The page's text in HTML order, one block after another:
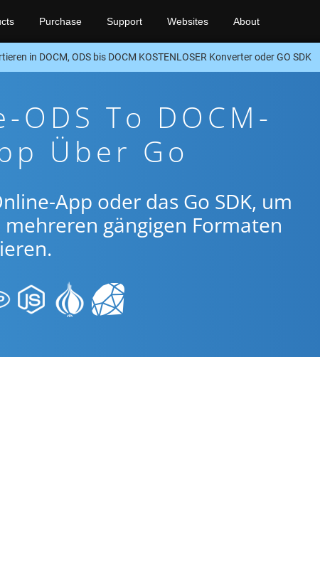
Purchase Support Websites About
in DOCM, ODS bis DOCM KOSTENLOSER Konverter oder GO SDK
To DOCM-
Über Go
App oder das Go SDK, um
mehreren gängigen Formaten